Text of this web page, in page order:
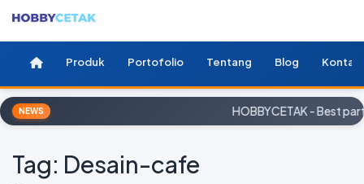
Produk Portofolio Tentang Blog Kontak
NEWS HOBBYCETAK - Best
Tag: Desain-cafe